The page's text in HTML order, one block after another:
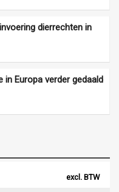
dierrechten in
in Europa verder gedaald
excl. BTW